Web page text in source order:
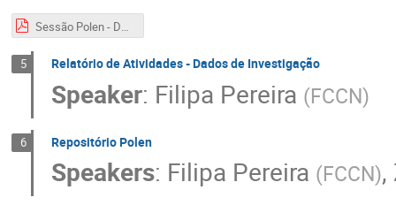
Sessão Polen - Dados de Investigação - 15.04.2024.pdf
5 Relatório de Atividades - Dados de Investigação
Speaker: Filipa Pereira (FCCN)
6 Repositório Polen
Speakers: Filipa Pereira (FCCN),